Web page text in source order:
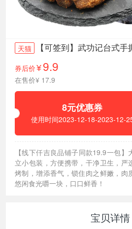
天猫 【可签到】武功记台式
券后价¥ 9.9
在售价¥ 17.9
8元优惠券
使用时间2023-12-18-2023-12-
【线下仟吉良品铺子同款19.9一包
立小包装，方便携带，干净卫生，严
烤制，增添香气，锁住肉之鲜嫩，肉
悠闲食光嚼一块，口口鲜香！
宝贝详情